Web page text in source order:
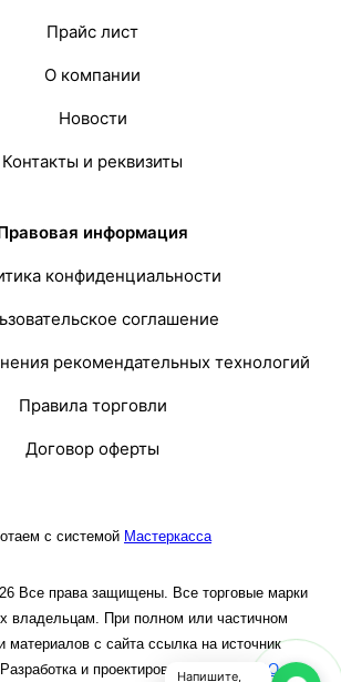
Прайс лист
О компании
Новости
Контакты и реквизиты
информация
конфиденциальности
соглашение
рекомендательных технологий
Правила торговли
Договор оферты
с системой Мастеркасса
Все права защищены. Все торговые марки
владельцам. При полном или частичном
материалов с сайта ссылка на источник
и проектирование сайта
ООО
Напишите,